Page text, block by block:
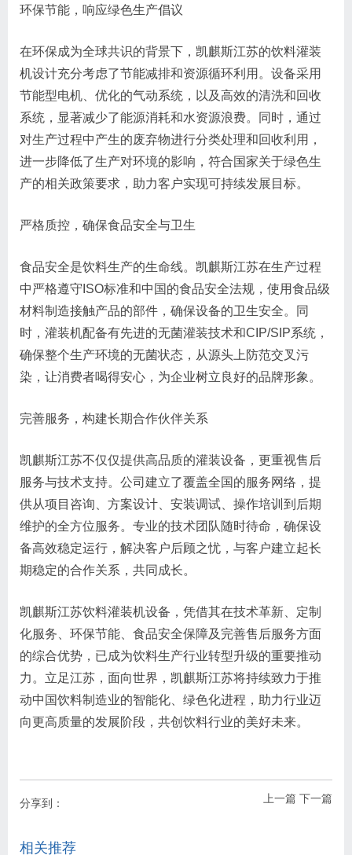
环保节能，响应绿色生产倡议
在环保成为全球共识的背景下，凯麒斯江苏的饮料灌装
机设计充分考虑了节能减排和资源循环利用。设备采用
节能型电机、优化的气动系统，以及高效的清洗和回收
系统，显著减少了能源消耗和水资源浪费。同时，通过
对生产过程中产生的废弃物进行分类处理和回收利用，
进一步降低了生产对环境的影响，符合国家关于绿色生
产的相关政策要求，助力客户实现可持续发展目标。
严格质控，确保食品安全与卫生
食品安全是饮料生产的生命线。凯麒斯江苏在生产过程
中严格遵守ISO标准和中国的食品安全法规，使用食品级
材料制造接触产品的部件，确保设备的卫生安全。同
时，灌装机配备有先进的无菌灌装技术和CIP/SIP系统，
确保整个生产环境的无菌状态，从源头上防范交叉污
染，让消费者喝得安心，为企业树立良好的品牌形象。
完善服务，构建长期合作伙伴关系
凯麒斯江苏不仅仅提供高品质的灌装设备，更重视售后
服务与技术支持。公司建立了覆盖全国的服务网络，提
供从项目咨询、方案设计、安装调试、操作培训到后期
维护的全方位服务。专业的技术团队随时待命，确保设
备高效稳定运行，解决客户后顾之忧，与客户建立起长
期稳定的合作关系，共同成长。
凯麒斯江苏饮料灌装机设备，凭借其在技术革新、定制
化服务、环保节能、食品安全保障及完善售后服务方面
的综合优势，已成为饮料生产行业转型升级的重要推动
力。立足江苏，面向世界，凯麒斯江苏将持续致力于推
动中国饮料制造业的智能化、绿色化进程，助力行业迈
向更高质量的发展阶段，共创饮料行业的美好未来。
上一篇 下一篇
分享到：
相关推荐